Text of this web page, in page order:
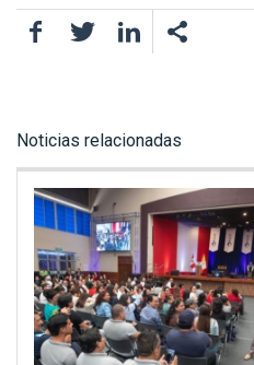
FacebookTwitterLinkedIn
Noticias relacionadas